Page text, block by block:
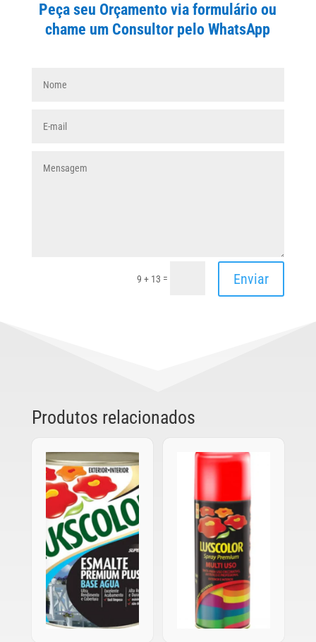
Peça seu Orçamento via formulário ou
chame um Consultor pelo WhatsApp
9 + 13 = Enviar
Produtos relacionados